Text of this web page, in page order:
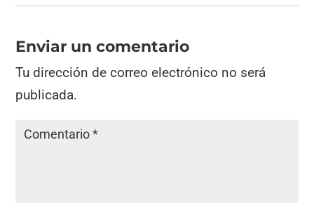
Enviar un comentario
Tu dirección de correo electrónico no será
publicada.